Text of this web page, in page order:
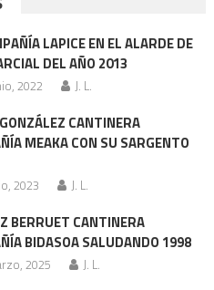
LAPICE EN EL ALARDE DE
DEL AÑO 2013
2022 J. L.
CANTINERA
MEAKA CON SU SARGENTO
2023 J. L.
BERRUET CANTINERA
BIDASOA SALUDANDO 1998
2025 J. L.